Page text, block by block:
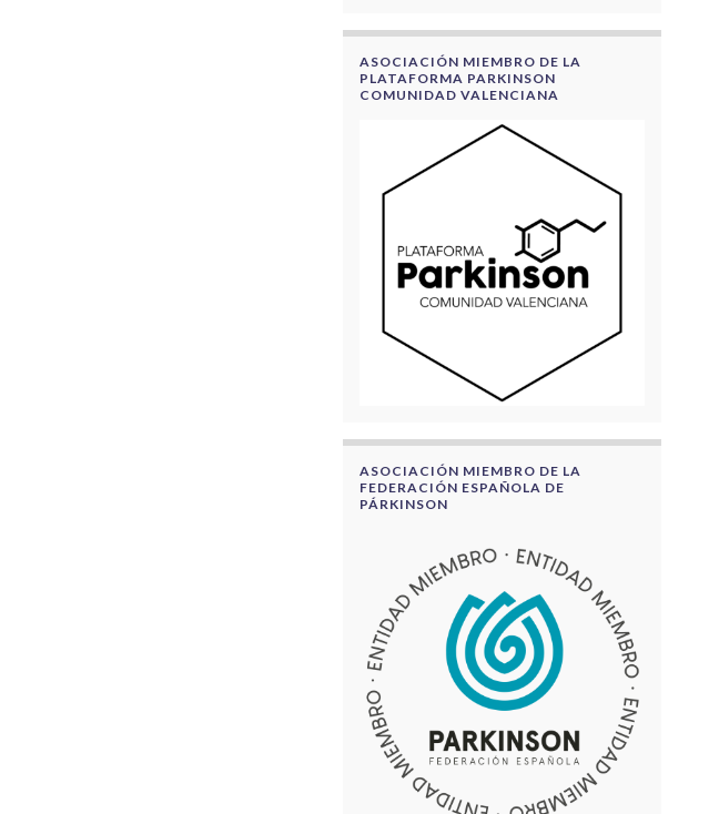
ASOCIACIÓN MIEMBRO DE LA
PLATAFORMA PARKINSON
COMUNIDAD VALENCIANA
ASOCIACIÓN MIEMBRO DE LA
FEDERACIÓN ESPAÑOLA DE
PÁRKINSON